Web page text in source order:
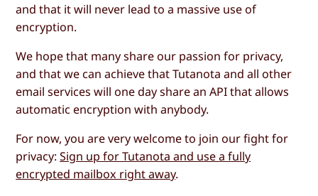
and that it will never lead to a massive use of
encryption.
We hope that many share our passion for privacy,
and that we can achieve that Tutanota and all other
email services will one day share an API that allows
automatic encryption with anybody.
For now, you are very welcome to join our fight for
privacy:Sign up for Tutanota and use a fully
encrypted mailbox right away.